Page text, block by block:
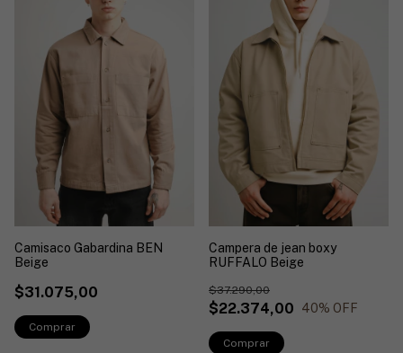
Camisaco Gabardina BEN
Beige
$31.075,00
Comprar
Campera de jean boxy
RUFFALO Beige
$22.374,00
$37.290,00
40% OFF
Comprar